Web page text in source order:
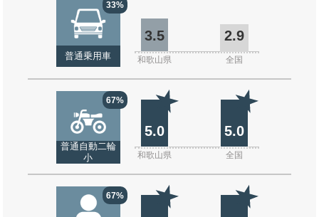
33%
普通乗用車
3.5 2.9
和歌山県 全国
67%
普通自動二輪
小
5.0 5.0
和歌山県 全国
67%